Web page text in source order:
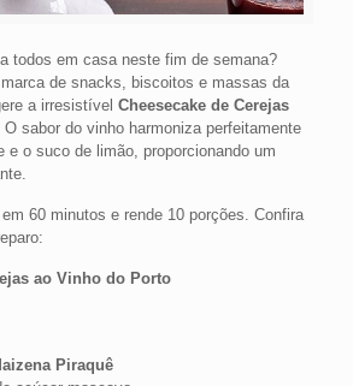
todos em casa neste fim de semana?
de snacks, biscoitos e massas da
a irresistível Cheesecake de Cerejas
O sabor do vinho harmoniza perfeitamente
e o suco de limão, proporcionando um
60 minutos e rende 10 porções. Confira
ao Vinho do Porto
Piraquê